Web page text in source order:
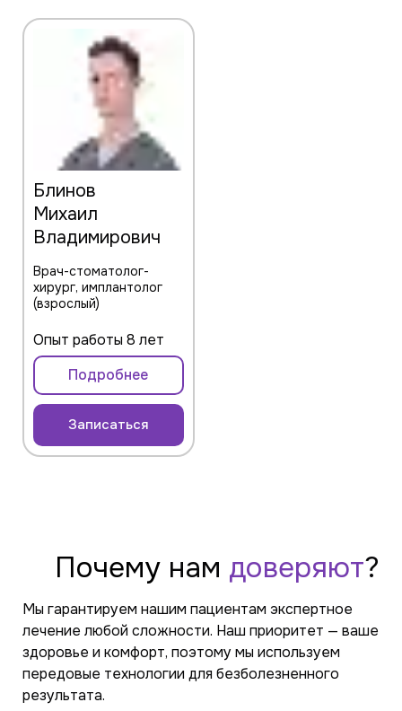
Блинов
Михаил
Владимирович
Врач-стоматолог-
хирург, имплантолог
(взрослый)
Опыт работы 8 лет
Подробнее
Записаться
Почему нам доверяют?
Мы гарантируем нашим пациентам экспертное
лечение любой сложности. Наш приоритет — ваше
здоровье и комфорт, поэтому мы используем
передовые технологии для безболезненного
результата.